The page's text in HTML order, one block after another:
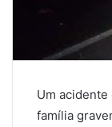
Um
família